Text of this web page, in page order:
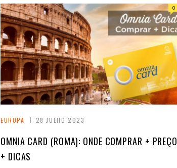
EUROPA 28 JULHO 2023
0
OMNIA CARD (ROMA): ONDE COMPRAR + PREÇO
+ DICAS